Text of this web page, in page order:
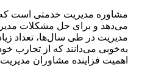
مشاوره مدیریت خدمتی است که
می‌دهد و برای حل مشکلات
مدیریت در طی سال‌ها، تعداد
به‌خوبی می‌دانند که از تجارب
اهمیت فزاینده مشاوران